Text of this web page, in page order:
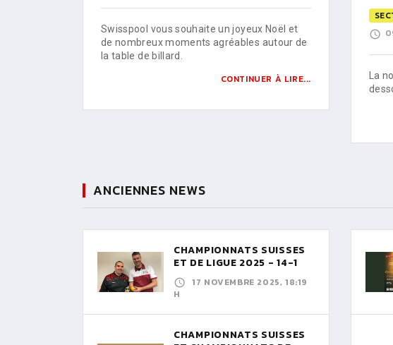
Swisspool vous souhaite un joyeux Noël et
de nombreux moments agréables autour de
la table de billard.
CONTINUER À LIRE...
La
ANCIENNES NEWS
CHAMPIONNATS SUISSES
ET DE LIGUE 2025 - 14-1
17 NOVEMBRE 2025, 18:19
H
CHAMPIONNATS SUISSES